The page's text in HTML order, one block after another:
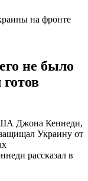
не было
Джона Кеннеди,
Украину от
рассказал в